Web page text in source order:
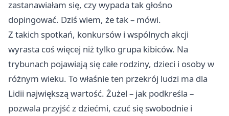
zastanawiałam się, czy wypada tak głośno
dopingować. Dziś wiem, że tak – mówi.
Z takich spotkań, konkursów i wspólnych akcji
wyrasta coś więcej niż tylko grupa kibiców. Na
trybunach pojawiają się całe rodziny, dzieci i osoby w
różnym wieku. To właśnie ten przekrój ludzi ma dla
Lidii największą wartość. Żużel – jak podkreśla –
pozwala przyjść z dziećmi, czuć się swobodnie i